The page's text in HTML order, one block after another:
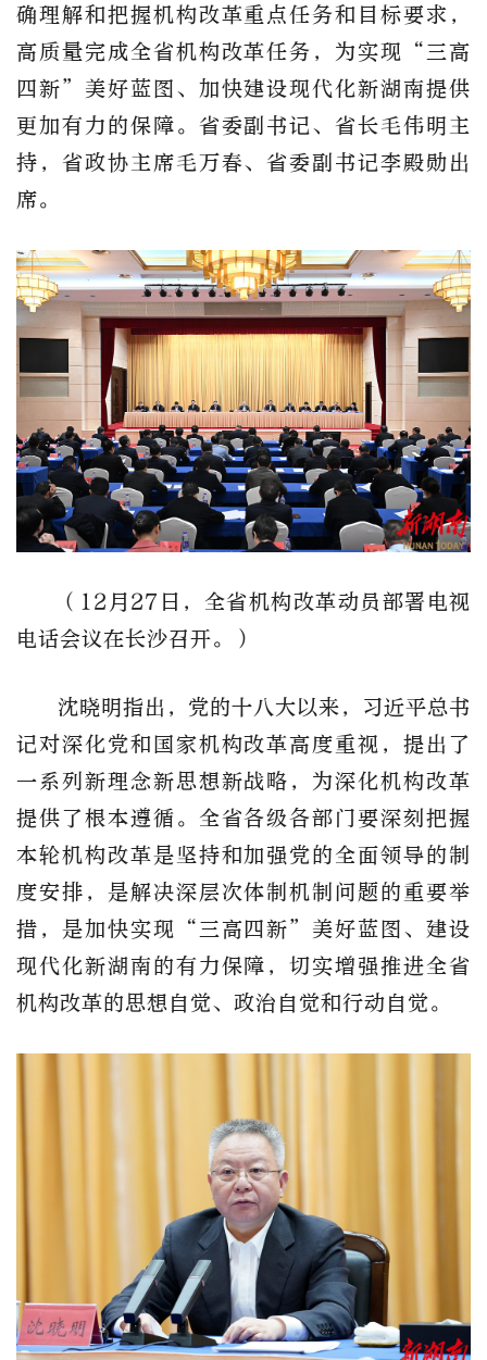
确理解和把握机构改革重点任务和目标要求，
高质量完成全省机构改革任务，为实现“三高
四新”美好蓝图、加快建设现代化新湖南提供
更加有力的保障。省委副书记、省长毛伟明主
持，省政协主席毛万春、省委副书记李殿勋出
席。
（12月27日，全省机构改革动员部署电视
电话会议在长沙召开。）
沈晓明指出，党的十八大以来，习近平总书
记对深化党和国家机构改革高度重视，提出了
一系列新理念新思想新战略，为深化机构改革
提供了根本遵循。全省各级各部门要深刻把握
本轮机构改革是坚持和加强党的全面领导的制
度安排，是解决深层次体制机制问题的重要举
措，是加快实现“三高四新”美好蓝图、建设
现代化新湖南的有力保障，切实增强推进全省
机构改革的思想自觉、政治自觉和行动自觉。